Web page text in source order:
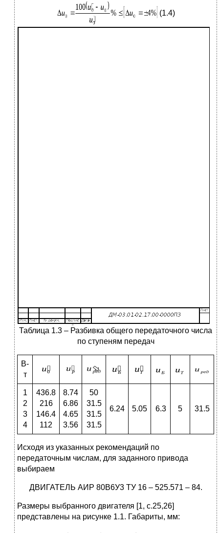
(1.4)
Таблица 1.3 – Разбивка общего передаточного числа
по ступеням передач
В-
т
1
2
3
4
436.8
216
146.4
112
8.74
6.86
4.65
3.56
50
31.5
31.5
31.5
6.24 5.05 6.3 5 31.5
Исходя из указанных рекомендаций по
передаточным числам, для заданного привода
выбираем
ДВИГАТЕЛЬ АИР 80В6У3 ТУ 16 – 525.571 – 84.
Размеры выбранного двигателя [1, c.25,26]
представлены на рисунке 1.1. Габариты, мм: